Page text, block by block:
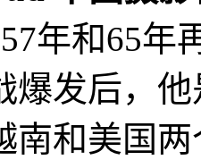
年和65年
爆发后，
南和美国